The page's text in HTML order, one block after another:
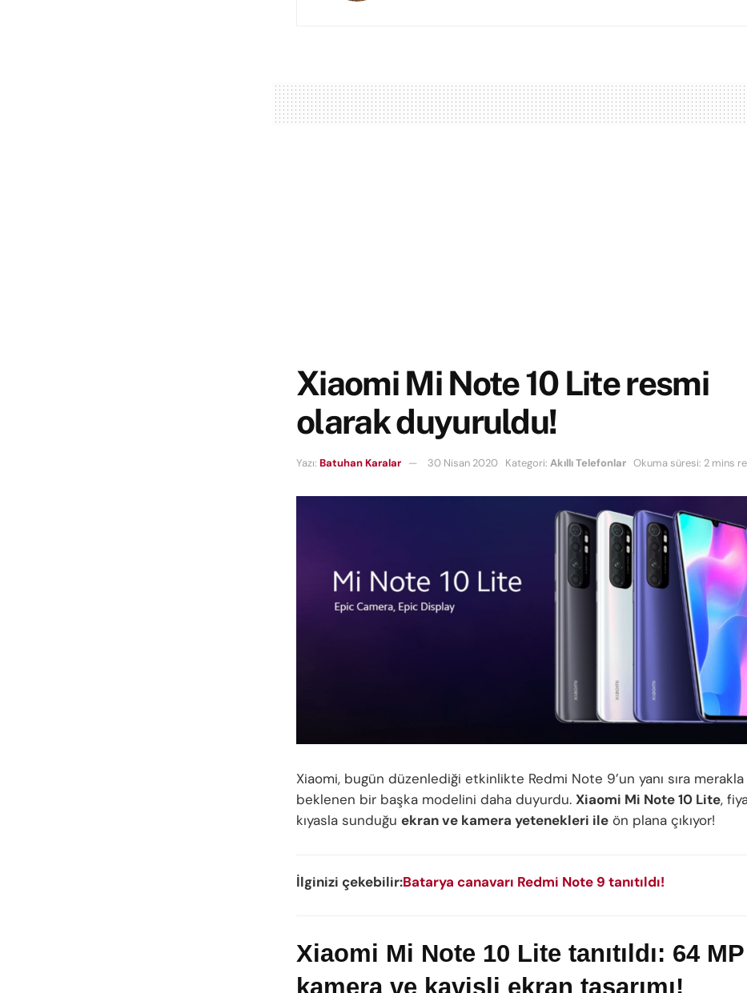
Xiaomi Mi Note 10 Lite resmi
olarak duyuruldu!
Yazı: Batuhan Karalar 30 Nisan 2020 Kategori: Akıllı Telefonlar Okuma süresi: 2 mins
Xiaomi, bugün düzenlediği etkinlikte Redmi Note 9’un yanı sıra merakla
beklenen bir başka modelini daha duyurdu. Xiaomi Mi Note 10 Lite,
kıyasla sunduğu ekran ve kamera yetenekleri ile ön plana çıkıyor!
İlginizi çekebilir:Batarya canavarı Redmi Note 9 tanıtıldı!
Xiaomi Mi Note 10 Lite tanıtıldı: 64 MP
kamera ve kavisli ekran tasarımı!